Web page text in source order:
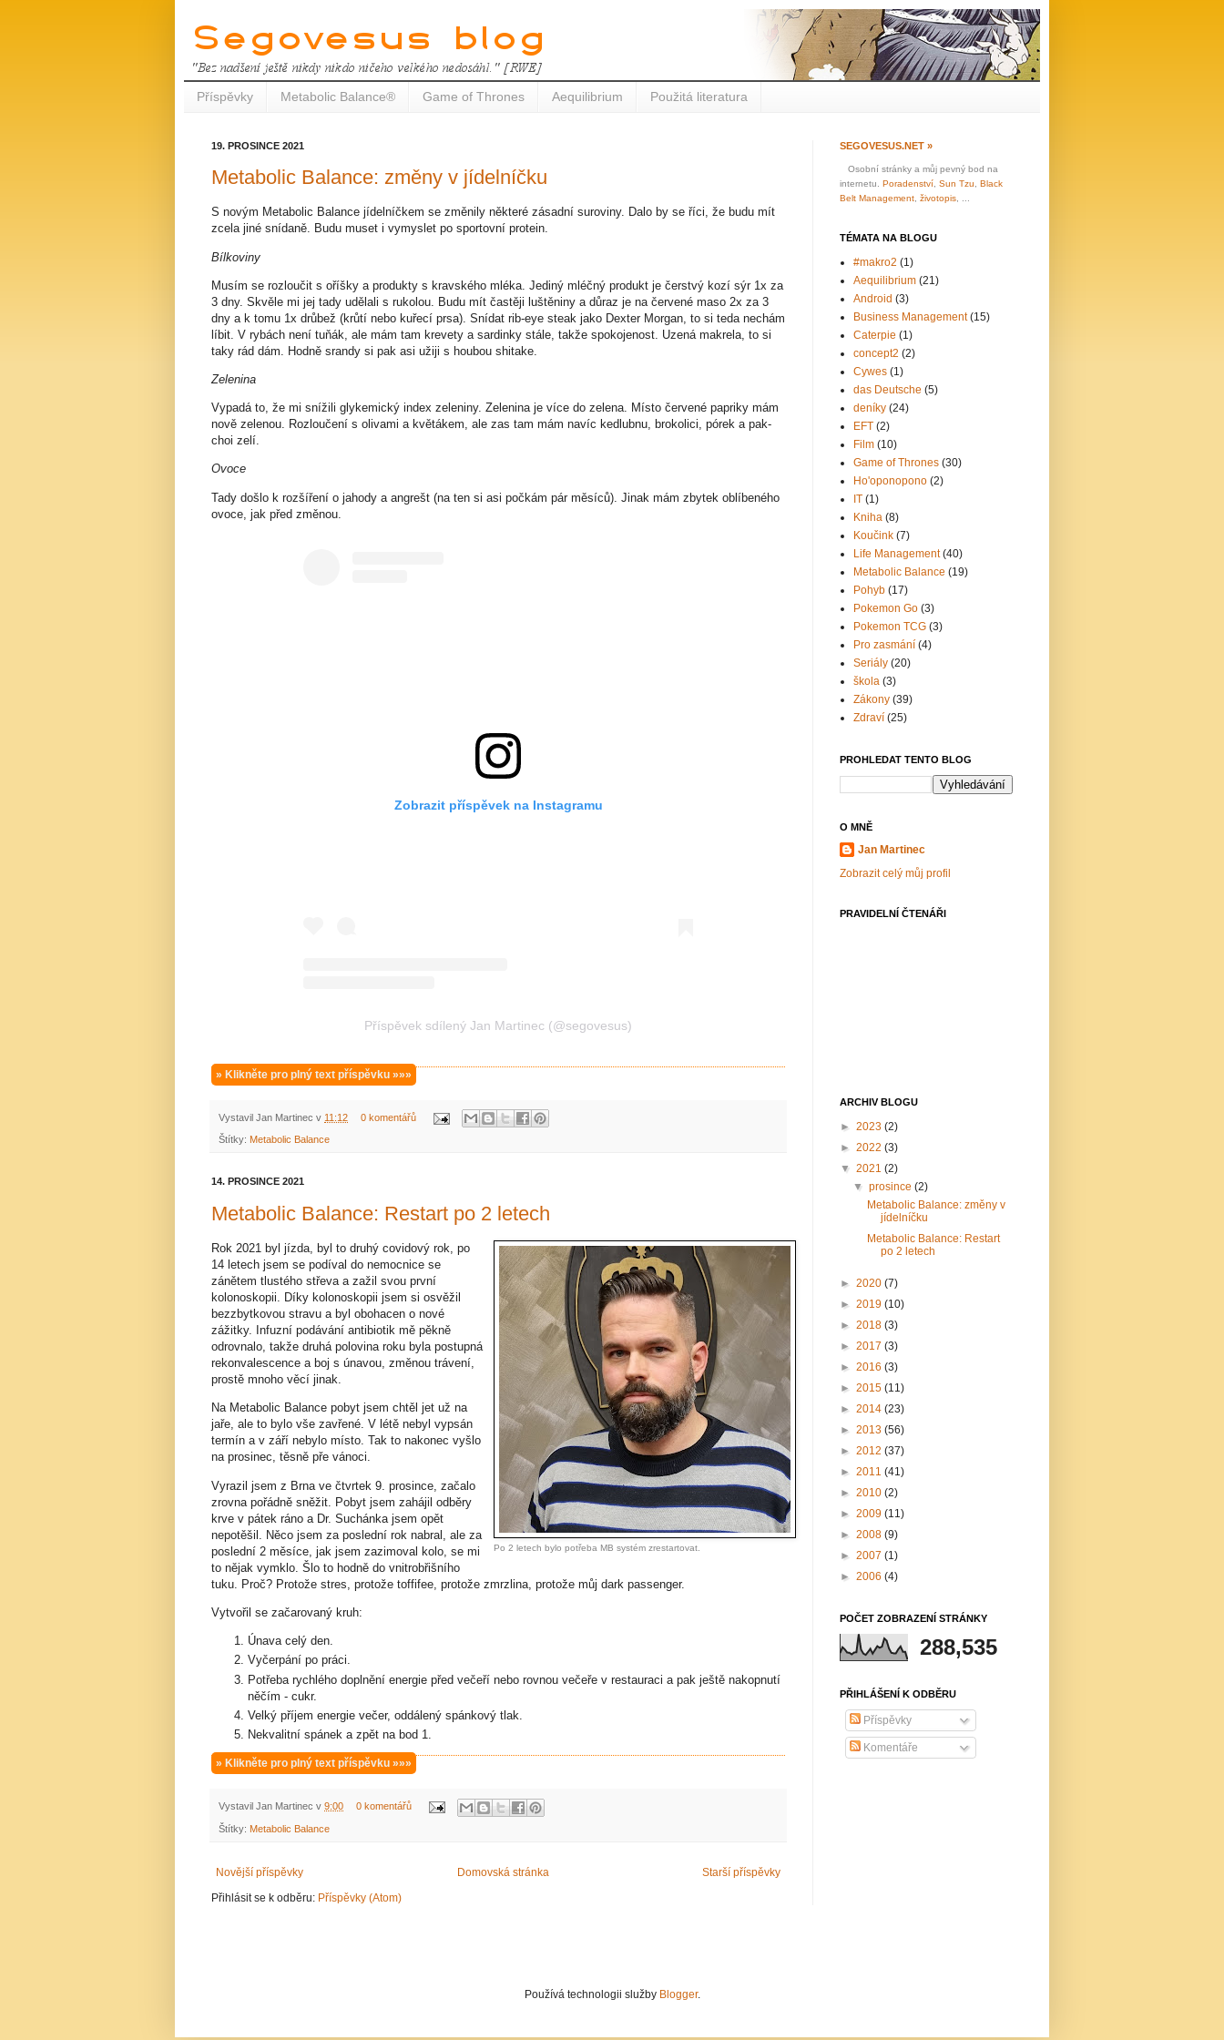
Příspěvky Metabolic Balance® Game of Thrones Aequilibrium Použitá literatura
19. PROSINCE 2021
Metabolic Balance: změny v jídelníčku
S novým Metabolic Balance jídelníčkem se změnily některé zásadní suroviny. Dalo by se říci, že budu mít
zcela jiné snídaně. Budu muset i vymyslet po sportovní protein.
Bílkoviny
Musím se rozloučit s oříšky a produkty s kravského mléka. Jediný mléčný produkt je čerstvý kozí sýr 1x za
3 dny. Skvěle mi jej tady udělali s rukolou. Budu mít častěji luštěniny a důraz je na červené maso 2x za 3
dny a k tomu 1x drůbež (krůtí nebo kuřecí prsa). Snídat rib-eye steak jako Dexter Morgan, to si teda nechám
líbit. V rybách není tuňák, ale mám tam krevety a sardinky stále, takže spokojenost. Uzená makrela, to si
taky rád dám. Hodně srandy si pak asi užiji s houbou shitake.
Zelenina
Vypadá to, že mi snížili glykemický index zeleniny. Zelenina je více do zelena. Místo červené papriky mám
nově zelenou. Rozloučení s olivami a květákem, ale zas tam mám navíc kedlubnu, brokolici, pórek a pak-
choi zelí.
Ovoce
Tady došlo k rozšíření o jahody a angrešt (na ten si asi počkám pár měsíců). Jinak mám zbytek oblíbeného
ovoce, jak před změnou.
Zobrazit příspěvek na Instagramu
Příspěvek sdílený Jan Martinec (@segovesus)
» Klikněte pro plný text příspěvku »»»
Vystavil Jan Martinec v 11:12 0 komentářů
Štítky: Metabolic Balance
14. PROSINCE 2021
Metabolic Balance: Restart po 2 letech
Po 2 letech bylo potřeba MB systém zrestartovat.
Rok 2021 byl jízda, byl to druhý covidový rok, po
14 letech jsem se podíval do nemocnice se
zánětem tlustého střeva a zažil svou první
kolonoskopii. Díky kolonoskopii jsem si osvěžil
bezzbytkovou stravu a byl obohacen o nové
zážitky. Infuzní podávání antibiotik mě pěkně
odrovnalo, takže druhá polovina roku byla postupná
rekonvalescence a boj s únavou, změnou trávení,
prostě mnoho věcí jinak.
Na Metabolic Balance pobyt jsem chtěl jet už na
jaře, ale to bylo vše zavřené. V létě nebyl vypsán
termín a v září nebylo místo. Tak to nakonec vyšlo
na prosinec, těsně pře vánoci.
Vyrazil jsem z Brna ve čtvrtek 9. prosince, začalo
zrovna pořádně sněžit. Pobyt jsem zahájil odběry
krve v pátek ráno a Dr. Suchánka jsem opět
nepotěšil. Něco jsem za poslední rok nabral, ale za
poslední 2 měsíce, jak jsem zazimoval kolo, se mi
to nějak vymklo. Šlo to hodně do vnitrobřišního
tuku. Proč? Protože stres, protože toffifee, protože zmrzlina, protože můj dark passenger.
Vytvořil se začarovaný kruh:
Únava celý den.
Vyčerpání po práci.
Potřeba rychlého doplnění energie před večeří nebo rovnou večeře v restauraci a pak ještě nakopnutí
něčím - cukr.
Velký příjem energie večer, oddálený spánkový tlak.
Nekvalitní spánek a zpět na bod 1.
» Klikněte pro plný text příspěvku »»»
Vystavil Jan Martinec v 9:00 0 komentářů
Štítky: Metabolic Balance
Novější příspěvky Starší příspěvky
Domovská stránka
Přihlásit se k odběru: Příspěvky (Atom)
SEGOVESUS.NET »
Osobní stránky a můj pevný bod na
internetu. Poradenství Sun Tzu
Black
Belt Management životopis
TÉMATA NA BLOGU
#makro2 (1)
Aequilibrium (21)
Android (3)
Business Management (15)
Caterpie (1)
concept2 (2)
Cywes (1)
das Deutsche (5)
deníky (24)
EFT (2)
Film (10)
Game of Thrones (30)
Ho'oponopono (2)
IT (1)
Kniha (8)
Koučink (7)
Life Management (40)
Metabolic Balance (19)
Pohyb (17)
Pokemon Go (3)
Pokemon TCG (3)
Pro zasmání (4)
Seriály (20)
škola (3)
Zákony (39)
Zdraví (25)
PROHLEDAT TENTO BLOG
O MNĚ
Jan Martinec
Zobrazit celý můj profil
PRAVIDELNÍ ČTENÁŘI
ARCHIV BLOGU
► 2023 (2)
► 2022 (3)
▼ 2021 (2)
▼prosince(2)
Metabolic Balance: změny v
jídelníčku
Metabolic Balance: Restart
po 2 letech
► 2020 (7)
► 2019 (10)
► 2018 (3)
► 2017 (3)
► 2016 (3)
► 2015 (11)
► 2014 (23)
► 2013 (56)
► 2012 (37)
► 2011 (41)
► 2010 (2)
► 2009 (11)
► 2008 (9)
► 2007 (1)
► 2006 (4)
POČET ZOBRAZENÍ STRÁNKY
288,535
PŘIHLÁŠENÍ K ODBĚRU
Příspěvky
Komentáře
Používá technologii služby Blogger.